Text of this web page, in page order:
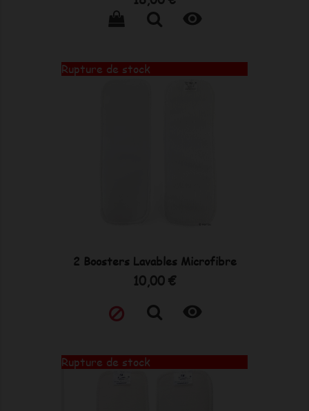

Rupture de stock
2 Boosters Lavables Microfibre
Prix
10,00 €

Rupture de stock